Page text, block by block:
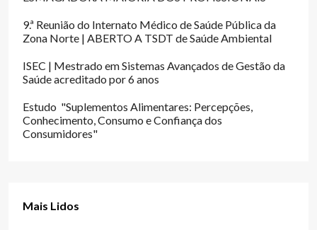
9.ª Reunião do Internato Médico de Saúde Pública da
Zona Norte | ABERTO A TSDT de Saúde Ambiental
ISEC | Mestrado em Sistemas Avançados de Gestão da
Saúde acreditado por 6 anos
Estudo "Suplementos Alimentares: Percepções,
Conhecimento, Consumo e Confiança dos
Consumidores"
Mais Lidos